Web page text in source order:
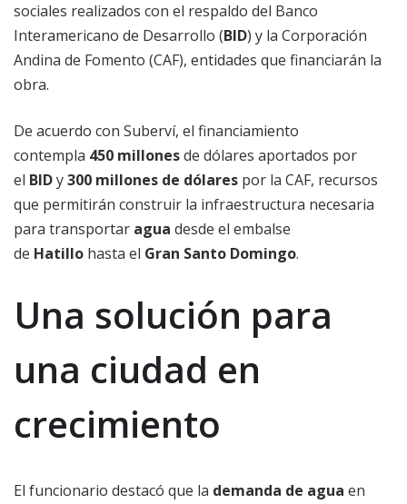
sociales realizados con el respaldo del Banco
Interamericano de Desarrollo (BID) y la Corporación
Andina de Fomento (CAF), entidades que financiarán la
obra.
De acuerdo con Suberví, el financiamiento
contempla 450 millonesde dólares aportados por
el BIDy300 millones de dólares por la CAF, recursos
que permitirán construir la infraestructura necesaria
para transportar agua desde el embalse
de Hatillo hasta el Gran Santo Domingo.
Una solución para
una ciudad en
crecimiento
El funcionario destacó que la demanda de agua en